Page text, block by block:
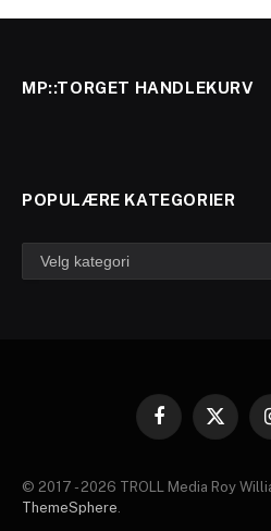
MP::TORGET HANDLEKURV
POPULÆRE KATEGORIER
Populære
kategorier
Facebook
X
© 2017 - 2026 TROLL Media Roy
ThemeSphere